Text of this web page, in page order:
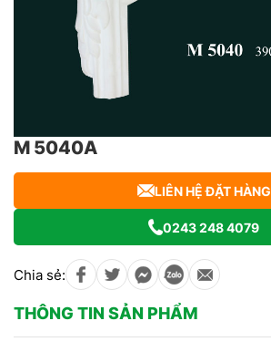
M 5040A
LIÊN HỆ ĐẶT HÀNG
0243 248 4079
Chia sẻ:
THÔNG TIN SẢN PHẨM